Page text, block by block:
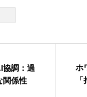
協調：過
関係性
ホ